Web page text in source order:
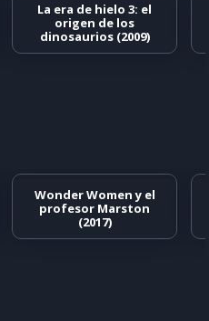
La era de hielo 3: el
origen de los
dinosaurios (2009)
Wonder Women y el
profesor Marston
(2017)